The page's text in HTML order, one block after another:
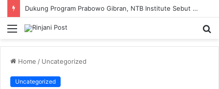
Dukung Program Prabowo Gibran, NTB Institute Sebut MBG dan Kopdes Solusi Percepatan Pembangunan Daerah 3T
Menu
Home / Uncategorized
Uncategorized